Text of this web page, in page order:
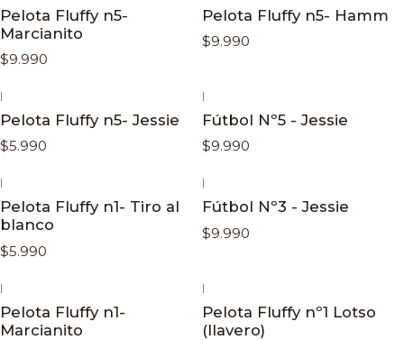
Pelota Fluffy n5-
Marcianito
$9.990
Pelota Fluffy n5- Hamm
$9.990
|
Pelota Fluffy n5- Jessie
$5.990
|
Fútbol Nº5 - Jessie
$9.990
|
Pelota Fluffy n1- Tiro al
blanco
$5.990
|
Fútbol Nº3 - Jessie
$9.990
|
Pelota Fluffy n1-
Marcianito
|
Pelota Fluffy nº1 Lotso
(llavero)